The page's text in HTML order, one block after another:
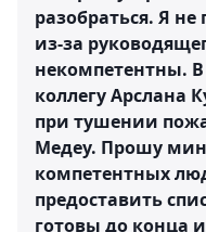
разобраться. Я
из-за
некомпетентны.
коллегу Арслана
при тушении
Медеу. Прошу
компетентных
предоставить
готовы до конца